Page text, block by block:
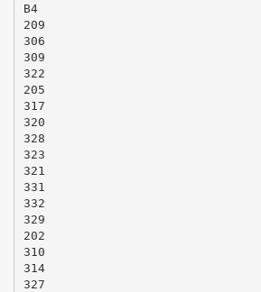
B4
209
306
309
322
205
317
320
328
323
321
331
332
329
202
310
314
327